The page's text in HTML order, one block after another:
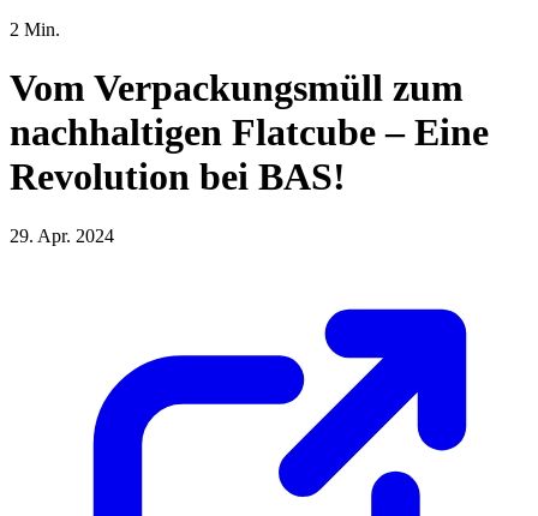
2 Min.
Vom Verpackungsmüll zum
nachhaltigen Flatcube – Eine
Revolution bei BAS!
29. Apr. 2024